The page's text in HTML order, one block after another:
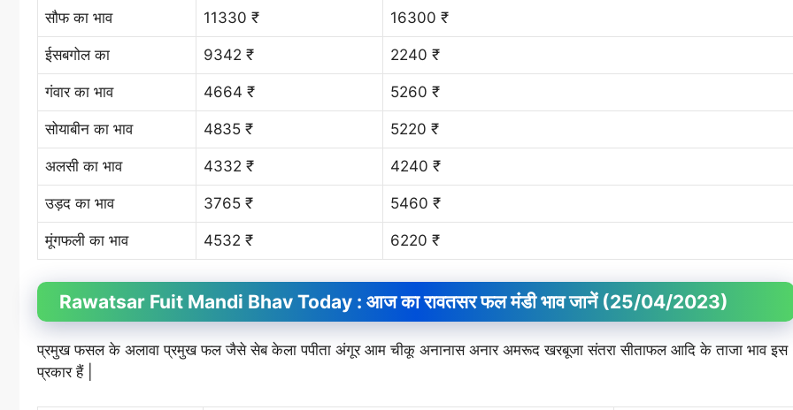
सौफ का भाव 11330 ₹ 16300 ₹
ईसबगोल का 9342 ₹ 2240 ₹
गंवार का भाव 4664 ₹ 5260 ₹
सोयाबीन का भाव 4835 ₹ 5220 ₹
अलसी का भाव 4332 ₹ 4240 ₹
उड़द का भाव 3765 ₹ 5460 ₹
मूंगफली का भाव 4532 ₹ 6220 ₹
Rawatsar Fuit Mandi Bhav Today : आज का रावतसर फल मंडी भाव जानें (25/04/2023)
प्रमुख फसल के अलावा प्रमुख फल जैसे सेब केला पपीता अंगूर आम चीकू अनानास अनार अमरूद खरबूजा संतरा सीताफल आदि के ताजा भाव इस
प्रकार हैं |